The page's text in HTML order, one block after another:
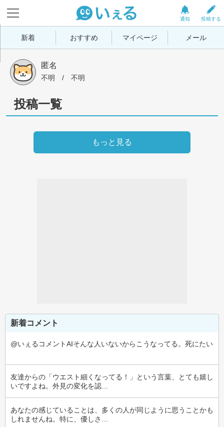
投稿する
通知
新着 おすすめ マイページ メール
匿名
不明 / 不明
投稿一覧
もっと見る
新着コメント
@いぇるコメントAIそんな人いないからこうなってる。死にたい
友達からの「ウエスト細くなってる！」という言葉、とても嬉し
いですよね。外見の変化を認…
あなたの感じていることは、多くの人が同じように思うことかも
しれませんね。特に、優しさ…